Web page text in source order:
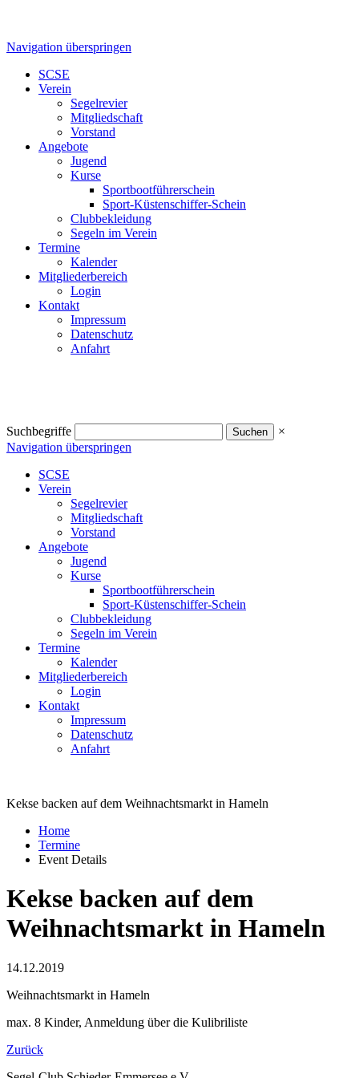
Navigation überspringen
SCSE
Verein
Segelrevier
Mitgliedschaft
Vorstand
Angebote
Jugend
Kurse
Sportbootführerschein
Sport-Küstenschiffer-Schein
Clubbekleidung
Segeln im Verein
Termine
Kalender
Mitgliederbereich
Login
Kontakt
Impressum
Datenschutz
Anfahrt
Suchbegriffe
×
Navigation überspringen
SCSE
Verein
Segelrevier
Mitgliedschaft
Vorstand
Angebote
Jugend
Kurse
Sportbootführerschein
Sport-Küstenschiffer-Schein
Clubbekleidung
Segeln im Verein
Termine
Kalender
Mitgliederbereich
Login
Kontakt
Impressum
Datenschutz
Anfahrt
Kekse backen auf dem Weihnachtsmarkt in Hameln
Home
Termine
Event Details
Kekse backen auf dem
Weihnachtsmarkt in Hameln
14.12.2019
Weihnachtsmarkt in Hameln
max. 8 Kinder, Anmeldung über die Kulibriliste
Zurück